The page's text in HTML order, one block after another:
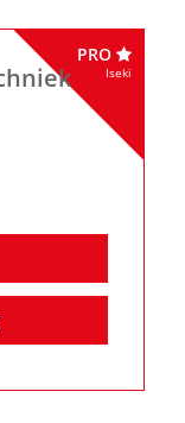
PRO
Iseki